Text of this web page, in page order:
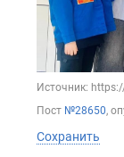
Источник:
Пост №28650,
Сохранить